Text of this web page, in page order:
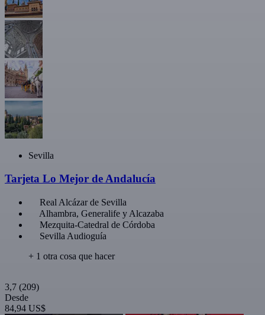
Sevilla
Tarjeta Lo Mejor de Andalucía
Real Alcázar de Sevilla
Alhambra, Generalife y Alcazaba
Mezquita-Catedral de Córdoba
Sevilla Audioguía
+ 1 otra cosa que hacer
3,7 (209)
Desde
84,94 US$